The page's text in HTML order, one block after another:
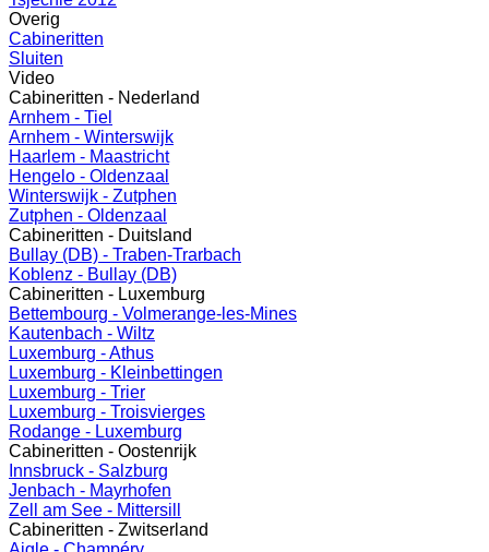
Overig
Cabineritten
Sluiten
Video
Cabineritten - Nederland
Arnhem - Tiel
Arnhem - Winterswijk
Haarlem - Maastricht
Hengelo - Oldenzaal
Winterswijk - Zutphen
Zutphen - Oldenzaal
Cabineritten - Duitsland
Bullay (DB) - Traben-Trarbach
Koblenz - Bullay (DB)
Cabineritten - Luxemburg
Bettembourg - Volmerange-les-Mines
Kautenbach - Wiltz
Luxemburg - Athus
Luxemburg - Kleinbettingen
Luxemburg - Trier
Luxemburg - Troisvierges
Rodange - Luxemburg
Cabineritten - Oostenrijk
Innsbruck - Salzburg
Jenbach - Mayrhofen
Zell am See - Mittersill
Cabineritten - Zwitserland